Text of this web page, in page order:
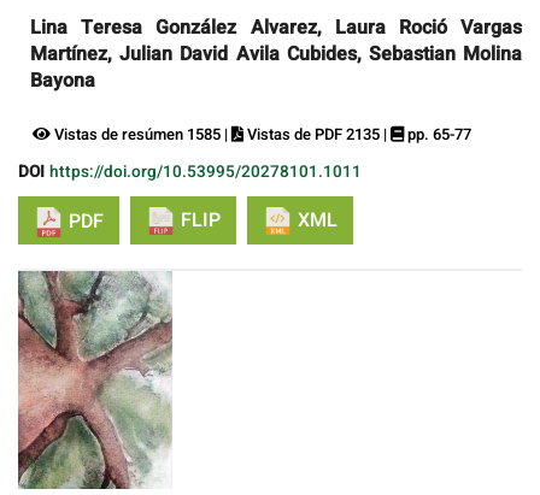
Lina Teresa González Alvarez, Laura Roció Vargas
Martínez, Julian David Avila Cubides, Sebastian Molina
Bayona
Vistas de resúmen 1585 | Vistas de PDF 2135 | pp. 65-77
DOI https://doi.org/10.53995/20278101.1011
PDF FLIP XML